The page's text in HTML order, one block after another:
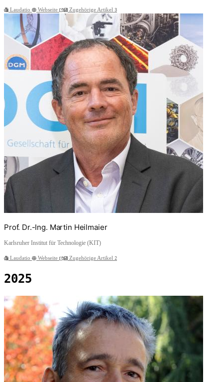
Laudatio Webseite Zugehörige Artikel 3
Prof. Dr.-Ing. Martin Heilmaier
Karlsruher Institut für Technologie (KIT)
Laudatio Webseite Zugehörige Artikel 2
2025